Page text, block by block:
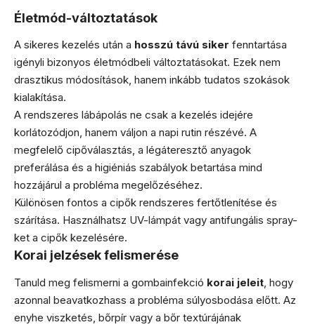
Életmód-változtatások
A sikeres kezelés után a hosszú távú siker fenntartása
igényli bizonyos életmódbeli változtatásokat. Ezek nem
drasztikus módosítások, hanem inkább tudatos szokások
kialakítása.
A rendszeres lábápolás ne csak a kezelés idejére
korlátozódjon, hanem váljon a napi rutin részévé. A
megfelelő cipőválasztás, a légáteresztő anyagok
preferálása és a higiéniás szabályok betartása mind
hozzájárul a probléma megelőzéséhez.
Különösen fontos a cipők rendszeres fertőtlenítése és
szárítása. Használhatsz UV-lámpát vagy antifungális spray-
ket a cipők kezelésére.
Korai jelzések felismerése
Tanuld meg felismerni a gombainfekció korai jeleit, hogy
azonnal beavatkozhass a probléma súlyosbodása előtt. Az
enyhe viszketés, bőrpír vagy a bőr textúrájának